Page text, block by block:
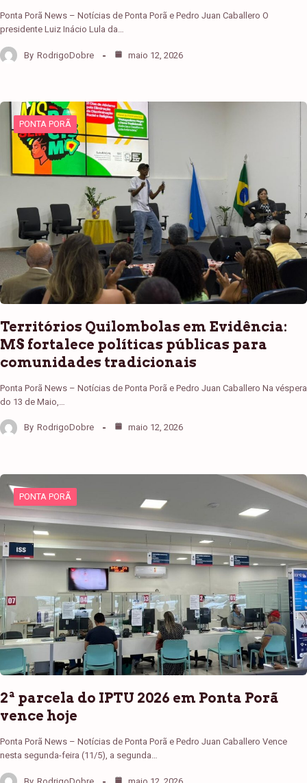
Ponta Porã News – Notícias de Ponta Porã e Pedro Juan Caballero O
presidente Luiz Inácio Lula da…
By RodrigoDobre maio 12, 2026
PONTA PORÃ
Territórios Quilombolas em Evidência:
MS fortalece políticas públicas para
comunidades tradicionais
Ponta Porã News – Notícias de Ponta Porã e Pedro Juan Caballero Na véspera
do 13 de Maio,…
By RodrigoDobre maio 12, 2026
PONTA PORÃ
2ª parcela do IPTU 2026 em Ponta Porã
vence hoje
Ponta Porã News – Notícias de Ponta Porã e Pedro Juan Caballero Vence
nesta segunda-feira (11/5), a segunda…